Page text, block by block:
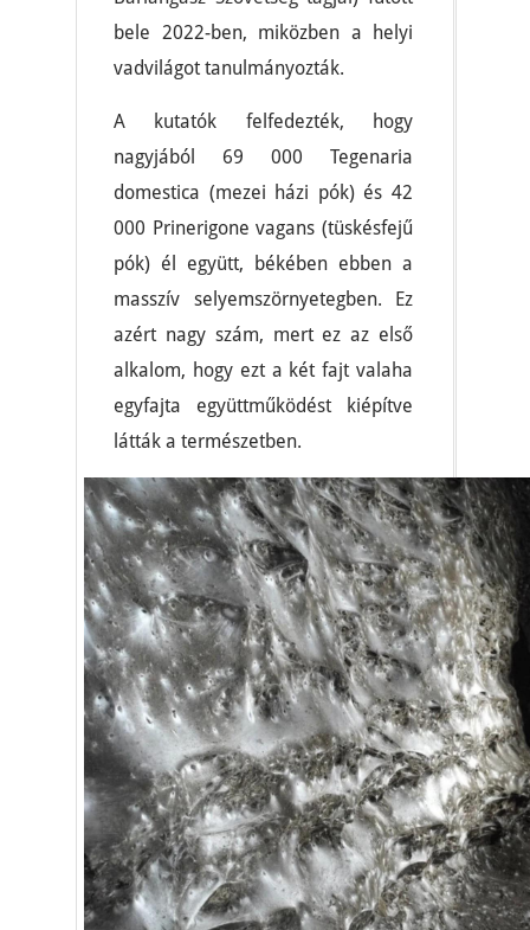
bele 2022-ben, miközben a helyi
vadvilágot tanulmányozták.
A kutatók felfedezték, hogy
nagyjából 69 000 Tegenaria
domestica (mezei házi pók) és 42
000 Prinerigone vagans (tüskésfejű
pók) él együtt, békében ebben a
masszív selyemszörnyetegben. Ez
azért nagy szám, mert ez az első
alkalom, hogy ezt a két fajt valaha
egyfajta együttműködést kiépítve
látták a természetben.